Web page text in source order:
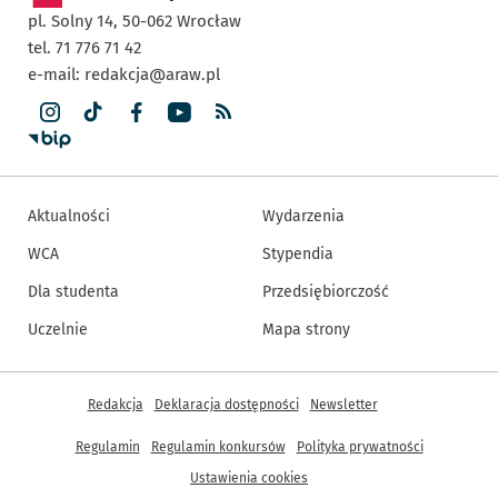
pl. Solny 14, 50-062 Wrocław
tel. 71 776 71 42
e-mail: redakcja@araw.pl
Aktualności
WCA
Dla studenta
Uczelnie
Wydarzenia
Stypendia
Przedsiębiorczość
Mapa strony
Inne informacje
Redakcja Deklaracja dostępności Newsletter
Regulamin Regulamin konkursów
Polityka prywatności
Ustawienia cookies